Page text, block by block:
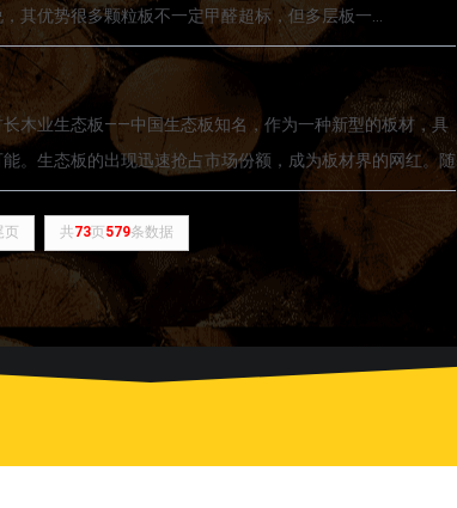
其优势很多颗粒板不一定甲醛超标，但多层板一...
木业生态板——中国生态板知名，作为一种新型的板材，具
。生态板的出现迅速抢占市场份额，成为板材界的网红。随
页 共73页579条数据